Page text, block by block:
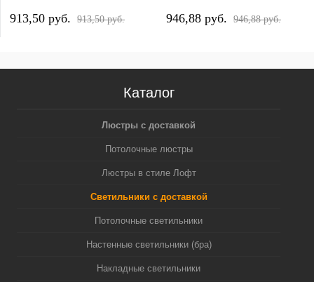
913,50 pуб. 913,50 pуб. 946,88 pуб. 946,88 pуб.
Каталог
Люстры с доставкой
Потолочные люстры
Люстры в стиле Лофт
Светильники с доставкой
Потолочные светильники
Настенные светильники (бра)
Накладные светильники